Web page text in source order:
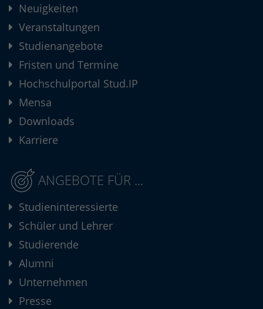
Neuigkeiten
Veranstaltungen
Studienangebote
Fristen und Termine
Hochschulportal Stud.IP
Mensa
Downloads
Karriere
ANGEBOTE FÜR ...
Studieninteressierte
Schüler und Lehrer
Studierende
Alumni
Unternehmen
Presse